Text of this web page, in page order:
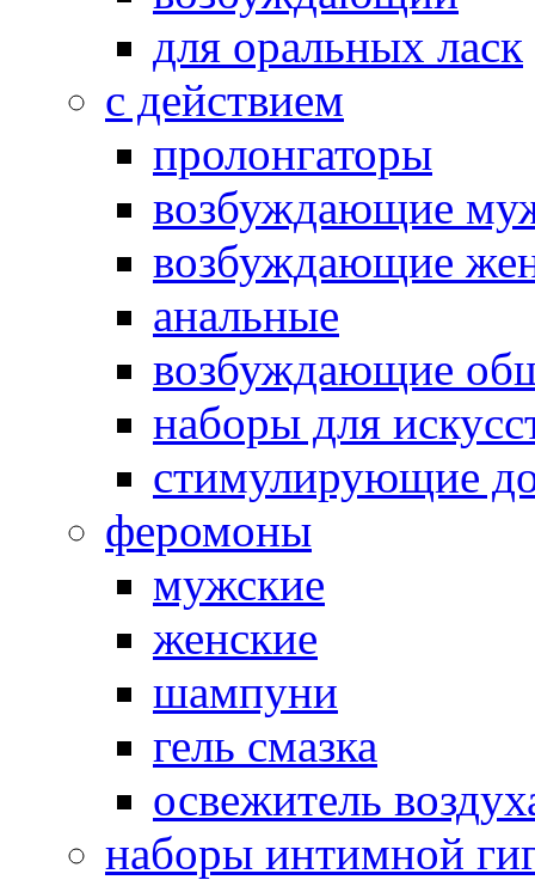
для оральных ласк
с действием
пролонгаторы
возбуждающие
возбуждающие
анальные
возбуждающие
наборы для
стимулирующие
феромоны
мужские
женские
шампуни
гель смазка
освежитель
наборы интимной